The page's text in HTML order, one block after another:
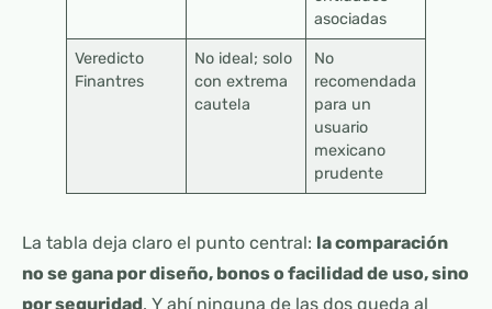
asociadas
Veredicto
Finantres
No ideal; solo
con extrema
cautela
No
recomendada
para un
usuario
mexicano
prudente
La tabla deja claro el punto central: la comparación
no se gana por diseño, bonos o facilidad de uso, sino
por seguridad. Y ahí ninguna de las dos queda al